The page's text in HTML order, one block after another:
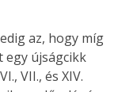
az, hogy míg
egy újságcikk
VII., és XIV.